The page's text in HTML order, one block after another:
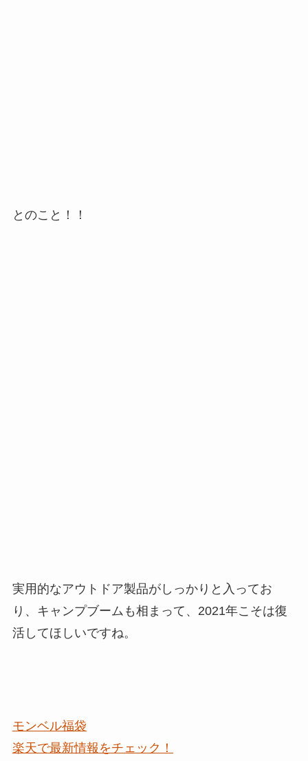
とのこと！！
実用的なアウトドア製品がしっかりと入ってお
り、キャンプブームも相まって、2021年こそは復
活してほしいですね。
モンベル福袋
楽天で最新情報をチェック！